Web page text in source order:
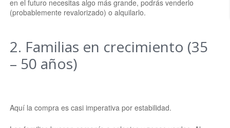
en el futuro necesitas algo más grande, podrás venderlo
(probablemente revalorizado) o alquilarlo.
2. Familias en crecimiento (35
– 50 años)
Aquí la compra es casi imperativa por estabilidad.